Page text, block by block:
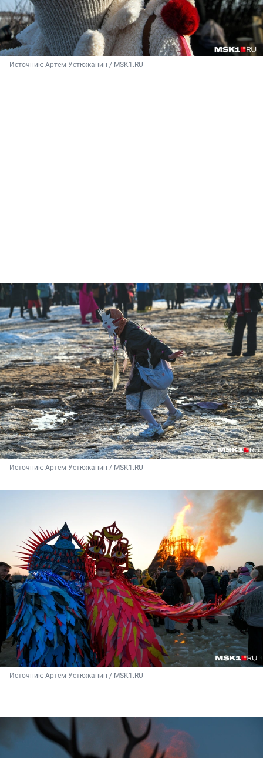
Источник: Артем Устюжанин / MSK1.RU
Источник: Артем Устюжанин / MSK1.RU
Источник: Артем Устюжанин / MSK1.RU